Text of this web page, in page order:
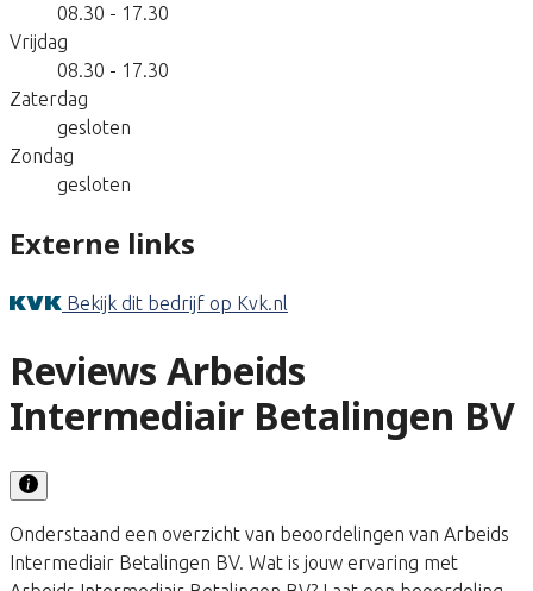
08.30 - 17.30
Vrijdag
08.30 - 17.30
Zaterdag
gesloten
Zondag
gesloten
Externe links
Bekijk dit bedrijf op Kvk.nl
Reviews Arbeids
Intermediair Betalingen BV
Onderstaand een overzicht van beoordelingen van Arbeids
Intermediair Betalingen BV. Wat is jouw ervaring met